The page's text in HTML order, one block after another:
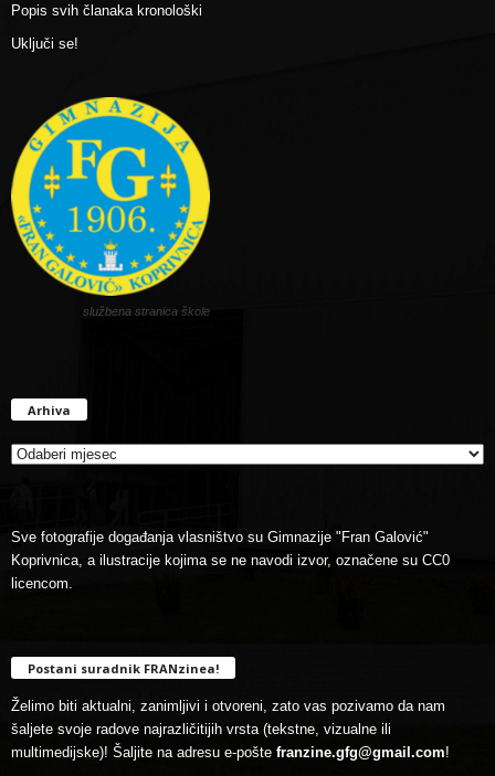
Popis svih članaka kronološki
Uključi se!
službena stranica škole
Arhiva
Sve fotografije događanja vlasništvo su Gimnazije "Fran Galović"
Koprivnica, a ilustracije kojima se ne navodi izvor, označene su CC0
licencom.
Postani suradnik FRANzinea!
Želimo biti aktualni, zanimljivi i otvoreni, zato vas pozivamo da nam
šaljete svoje radove najrazličitijih vrsta (tekstne, vizualne ili
multimedijske)! Šaljite na adresu e-pošte franzine.gfg@gmail.com!